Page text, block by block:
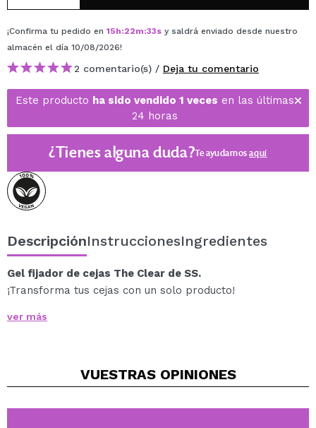
¡Confirma tu pedido en 15h:22m:33s y saldrá enviado desde nuestro
almacén el día 10/08/2026!
2 comentario(s) / Deja tu comentario
Este producto ha sido vendido 1 veces en las últimas
24 horas
¿Tienes alguna duda?Te ayudamosaquí
DescripciónInstruccionesIngredientes
Gel fijador de cejas The Clear de SS.
¡Transforma tus cejas con un solo producto!
la expresión de tus ojos, y este producto es perfecto
este gel de cejas ofrece una fijación suave, flexible y
Peina, moldea y protege tus cejas durante todo el día
ver más
VUESTRAS OPINIONES